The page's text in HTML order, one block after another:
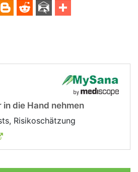
die Hand nehmen
Risikoschätzung